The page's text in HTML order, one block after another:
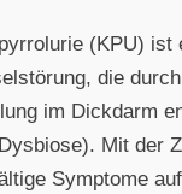
(KPU) ist
die
im Dickdarm
Mit der
Symptome